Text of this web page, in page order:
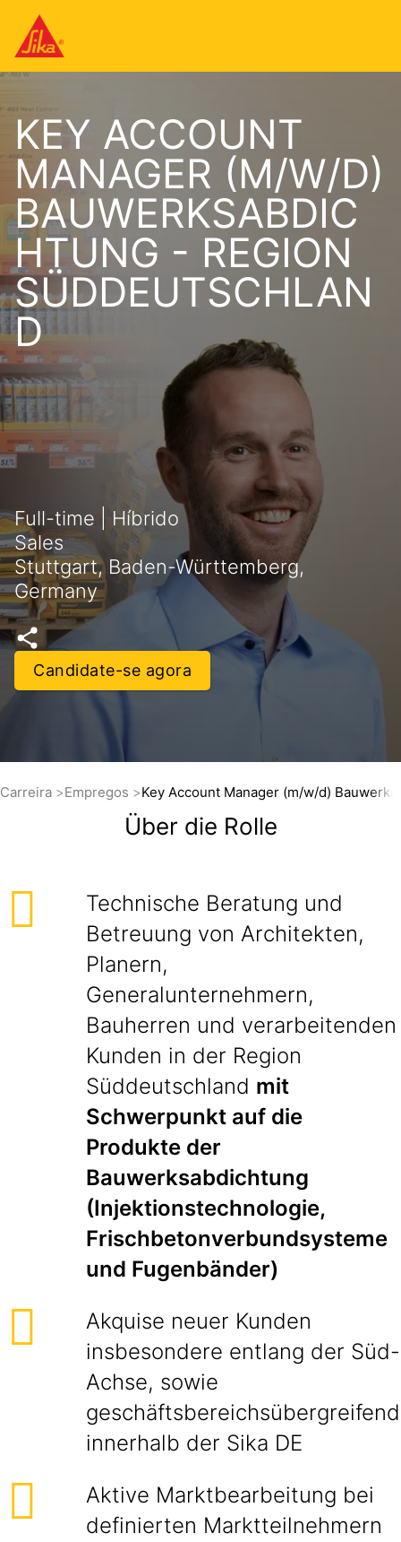
KEY ACCOUNT
MANAGER (M/W/D)
BAUWERKSABDIC
HTUNG - REGION
SÜDDEUTSCHLAN
D
Full-time | Híbrido
Sales
Stuttgart, Baden-Württemberg,
Germany
Candidate-se agora
Carreira Empregos Key Account Manager (m/w/d)
Über die Rolle
Technische Beratung und
Betreuung von Architekten,
Planern,
Generalunternehmern,
Bauherren und verarbeitenden
Kunden in der Region
Süddeutschland mit
Schwerpunkt auf die
Produkte der
Bauwerksabdichtung
(Injektionstechnologie,
Frischbetonverbundsysteme
und Fugenbänder)
Akquise neuer Kunden
insbesondere entlang der Süd-
Achse, sowie
geschäftsbereichsübergreifend
innerhalb der Sika DE
Aktive Marktbearbeitung bei
definierten Marktteilnehmern